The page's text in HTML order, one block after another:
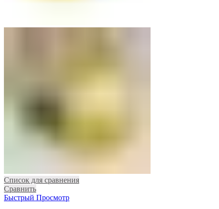
Список для сравнения
Сравнить
Быстрый Просмотр